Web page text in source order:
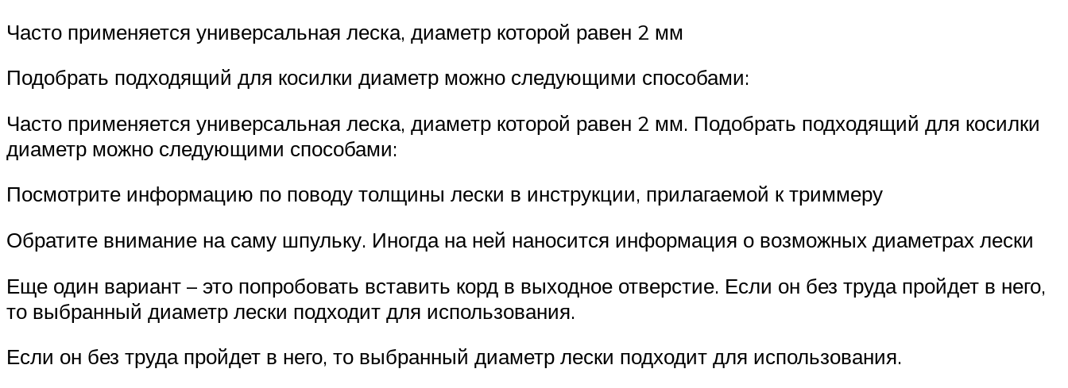
Часто применяется универсальная леска, диаметр которой равен 2 мм
Подобрать подходящий для косилки диаметр можно следующими способами:
Часто применяется универсальная леска, диаметр которой равен 2 мм. Подобрать подходящий для косилки
диаметр можно следующими способами:
Посмотрите информацию по поводу толщины лески в инструкции, прилагаемой к триммеру
Обратите внимание на саму шпульку. Иногда на ней наносится информация о возможных диаметрах лески
Еще один вариант – это попробовать вставить корд в выходное отверстие. Если он без труда пройдет в него,
то выбранный диаметр лески подходит для использования.
Если он без труда пройдет в него, то выбранный диаметр лески подходит для использования.